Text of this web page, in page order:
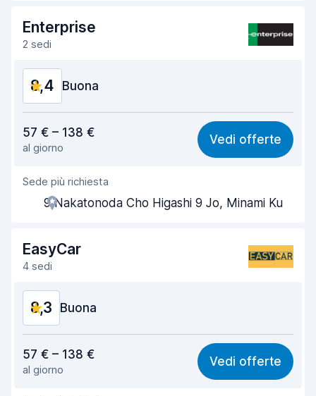
Rapidità della riconsegna 8,4
Condizioni dell'auto
Enterprise
2 sedi
8,4 Buona
8,3
Facile da trovare 8,2
Gentilezza degli agenti
Rapidità del ritiro
Rapidità della riconsegna 8,2
Condizioni dell'auto
57 € – 138 €
al giorno
Vedi offerte
Sede più richiesta
9 Nakatonoda Cho Higashi 9 Jo, Minami Ku
EasyCar
4 sedi
8,3 Buona
8,5
Facile da trovare 8,2
57 € – 138 €
al giorno
Vedi offerte